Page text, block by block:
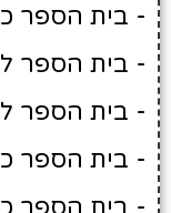
- בית הספר
- בית הספר
- בית הספר
- בית הספר